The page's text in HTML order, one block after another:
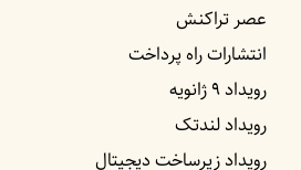
عصر تراکنش
انتشارات راه پرداخت
رویداد ۹ ژانویه
رویداد لندتک
رویداد زیرساخت دیجیتال